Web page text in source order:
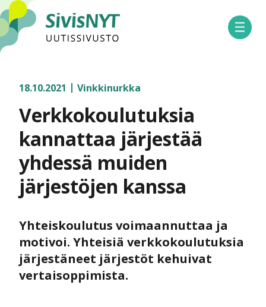
SivisNYT
Avaa
18.10.2021 Vinkkinurkka
Verkkokoulutuksia
kannattaa järjestää
yhdessä muiden
järjestöjen kanssa
Yhteiskoulutus voimaannuttaa ja
motivoi. Yhteisiä verkkokoulutuksia
järjestäneet järjestöt kehuivat
vertaisoppimista.